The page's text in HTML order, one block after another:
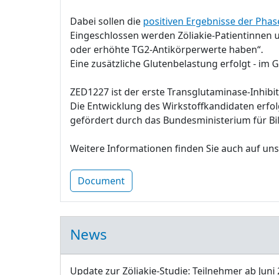
Dabei sollen die positiven Ergebnisse der
Eingeschlossen werden Zöliakie-
oder erhöhte TG2-Antikörperwerte haben“.
Eine zusätzliche Glutenbelastung erfolgt - im
ZED1227 ist der erste Transglutaminase-
Die Entwicklung des Wirkstoffkandidaten
gefördert durch das Bundesministerium für
Weitere Informationen finden Sie auch auf
Document
News
Update zur Zöliakie-Studie: Teilnehmer ab Juni